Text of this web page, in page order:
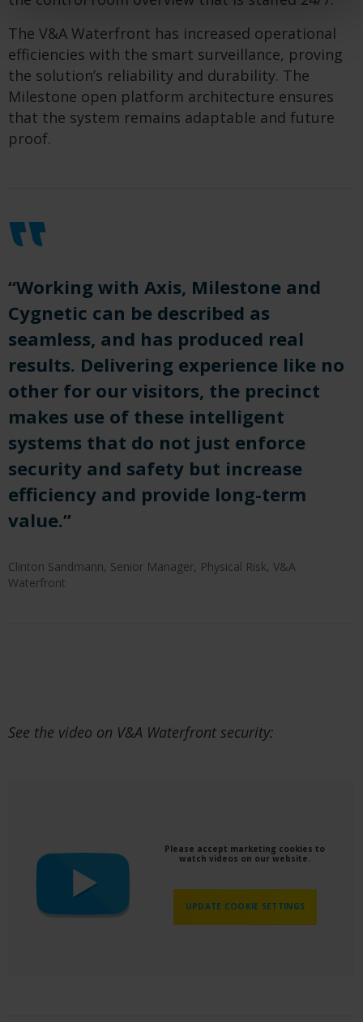
The V&A Waterfront has increased operational
efficiencies with the smart surveillance, proving
the solution’s reliability and durability. The
Milestone open platform architecture ensures
that the system remains adaptable and future
proof.
“Working with Axis, Milestone and
Cygnetic can be described as
seamless, and has produced real
results. Delivering experience like no
other for our visitors, the precinct
makes use of these intelligent
systems that do not just enforce
security and safety but increase
efficiency and provide long-term
value.”
Clinton Sandmann, Senior Manager, Physical Risk, V&A
Waterfront
See the video on V&A Waterfront security:
Please accept marketing cookies to
watch videos on our website.
UPDATE COOKIE SETTINGS